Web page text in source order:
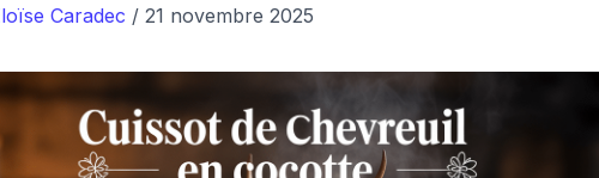
Caradec / 21 novembre 2025